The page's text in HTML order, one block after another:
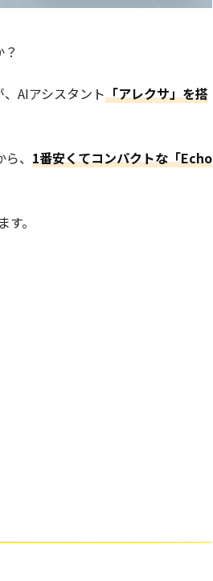
AIアシスタント「アレクサ」を搭
、 1番安くてコンパクトな「Echo
。